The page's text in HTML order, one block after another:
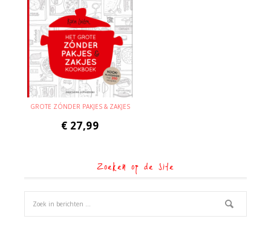
GROTE ZÓNDER PAKJES & ZAKJES
€ 27,99
Zoeken op de site